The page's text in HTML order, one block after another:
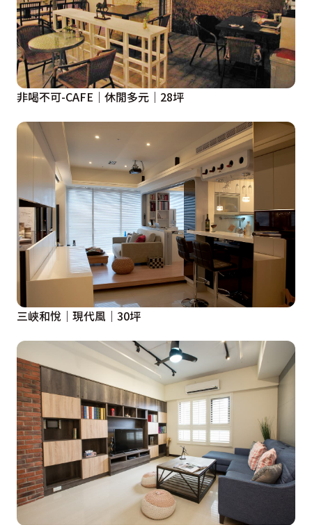
非喝不可-CAFE｜休閒多元｜28坪
三峽和悅｜現代風｜30坪